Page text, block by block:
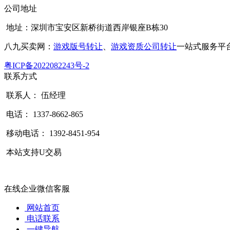
公司地址
地址：深圳市宝安区新桥街道西岸银座B栋30
八九买卖网： 游戏版号转让、 游戏资质公司转让一站式服务平
粤ICP备2022082243号-2
联系方式
联系人： 伍经理
电话： 1337-8662-865
移动电话： 1392-8451-954
本站支持U交易
在线企业微信客服
网站首页
电话联系